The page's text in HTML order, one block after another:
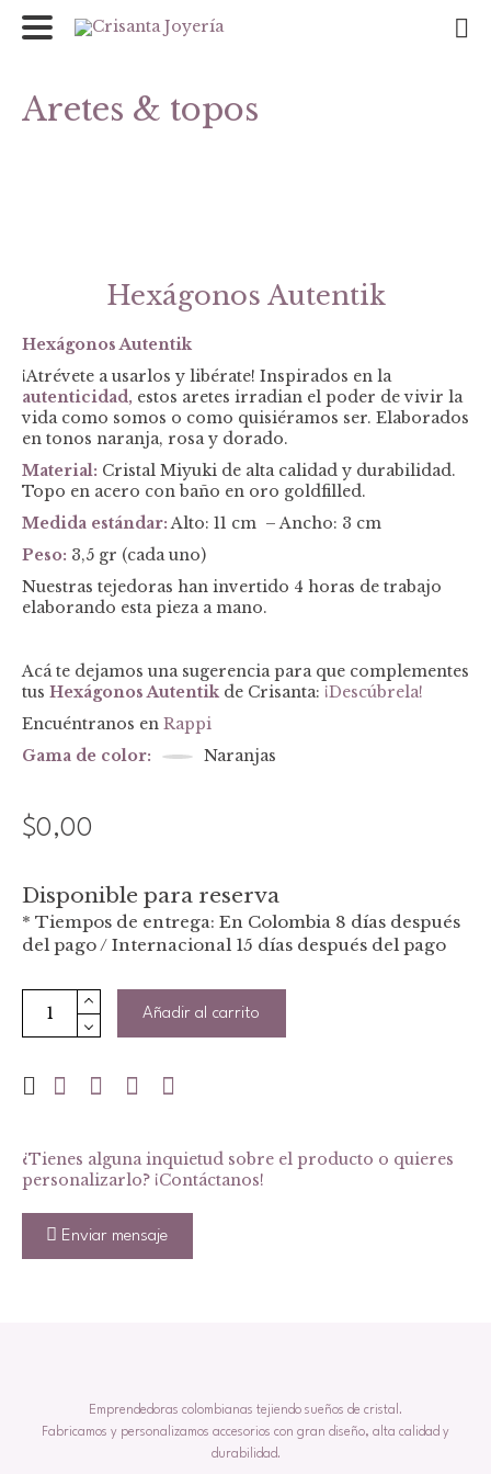
Aretes & topos
Hexágonos Autentik
Hexágonos Autentik
¡Atrévete a usarlos y libérate! Inspirados en la
autenticidad, estos aretes irradian el poder de vivir la
vida como somos o como quisiéramos ser. Elaborados
en tonos naranja, rosa y dorado.
Material: Cristal Miyuki de alta calidad y durabilidad.
Topo en acero con baño en oro goldfilled.
Medida estándar:Alto: 11 cm – Ancho: 3 cm
Peso: 3,5 gr (cada uno)
Nuestras tejedoras han invertido 4 horas de trabajo
elaborando esta pieza a mano.
Acá te dejamos una sugerencia para que complementes
tus Hexágonos Autentik de Crisanta: ¡Descúbrela!
Encuéntranos en Rappi
Gama de color:
Naranjas
$0,00
Disponible para reserva
Hexágonos
Autentik
Añadir al carrito
¿Tienes alguna inquietud sobre el producto o quieres
personalizarlo? ¡Contáctanos!
Enviar mensaje
Emprendedoras colombianas tejiendo sueños de cristal.
Fabricamos y personalizamos accesorios con gran diseño, alta calidad y
durabilidad.